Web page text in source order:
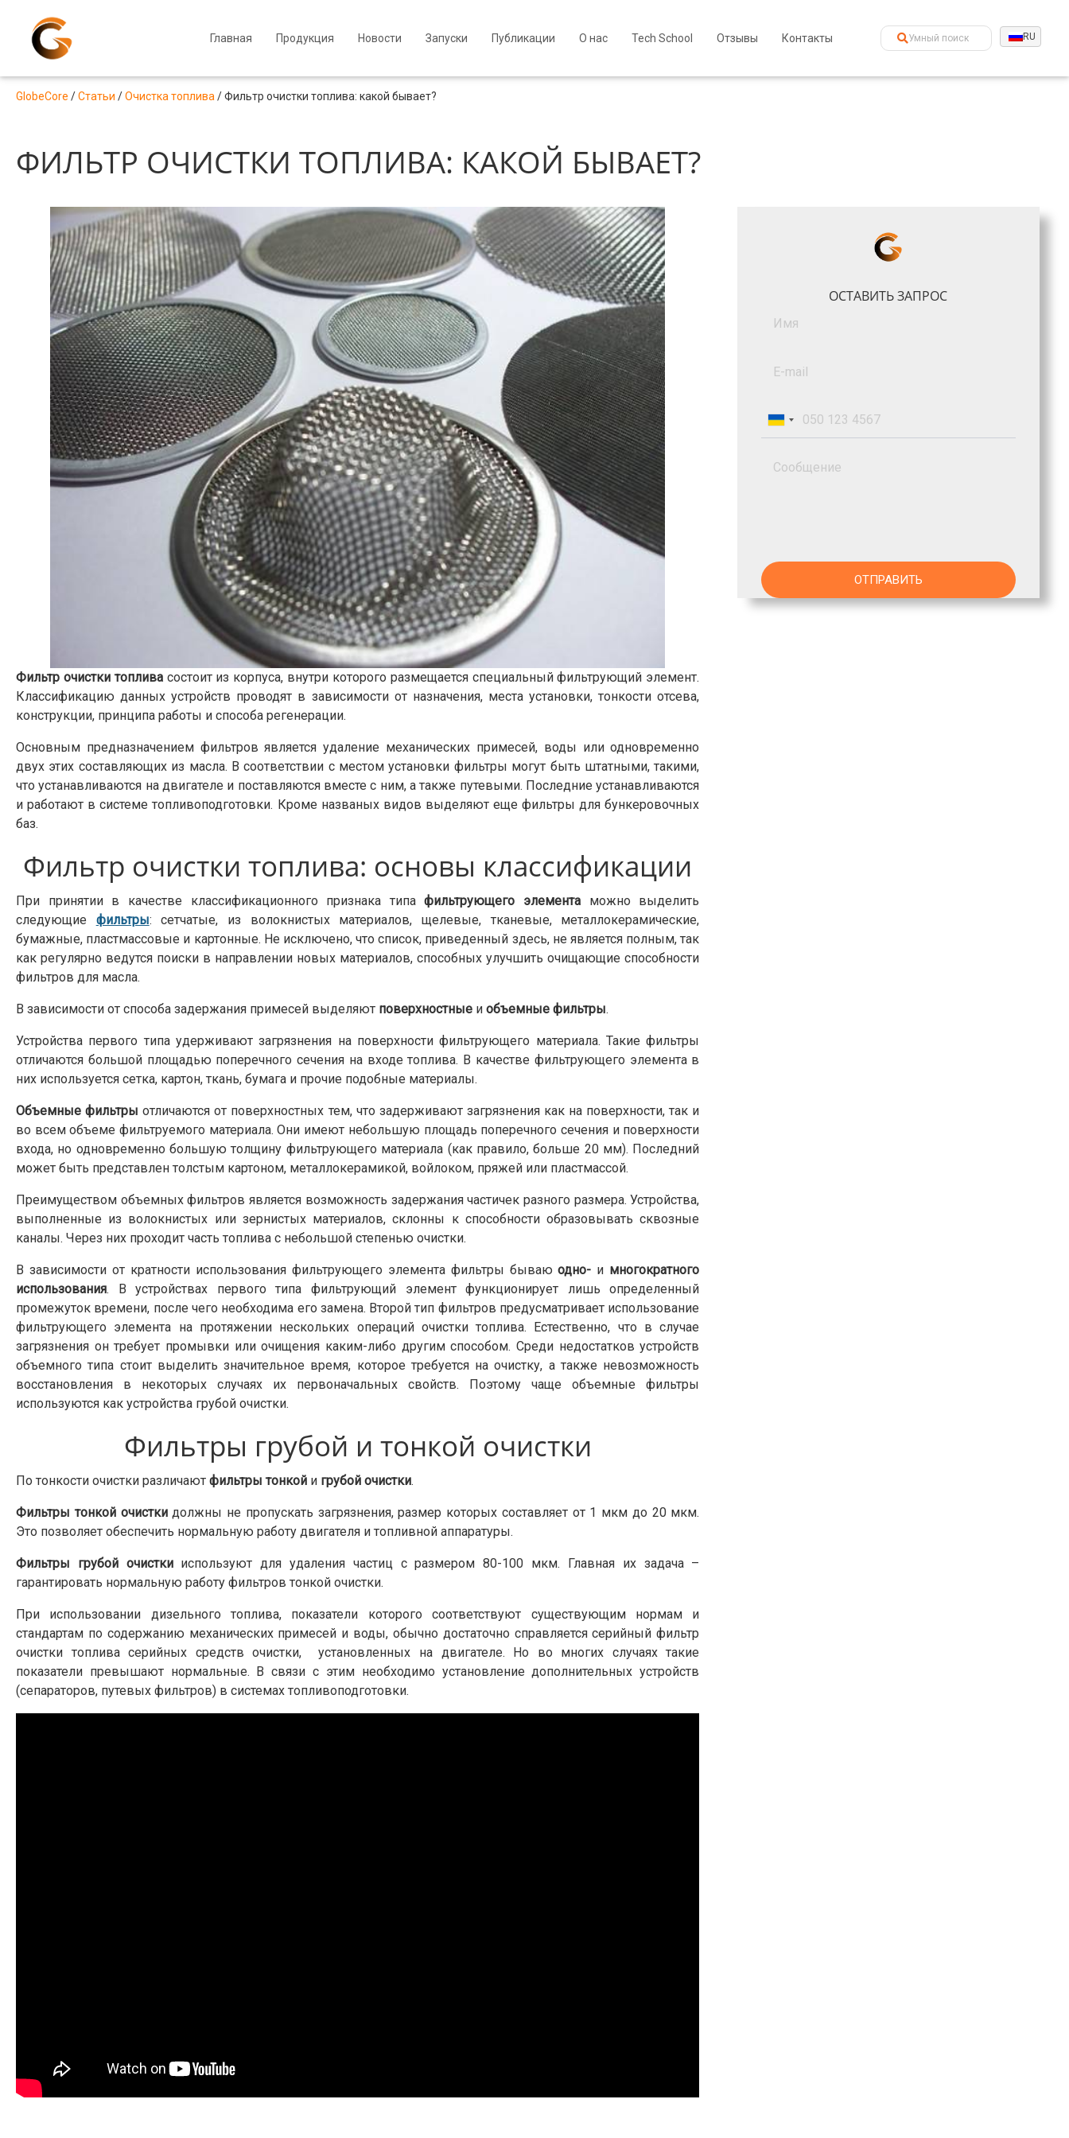
Главная Продукция Новости Запуски Публикации О нас Tech School Отзывы Контакты RU
GlobeCore /Статьи /Очистка топлива /Фильтр очистки топлива: какой бывает?
ФИЛЬТР ОЧИСТКИ ТОПЛИВА: КАКОЙ БЫВАЕТ?
Фильтр очистки топливасостоит из корпуса, внутри которого размещается специальный фильтрующий элемент.
Классификацию данных устройств проводят в зависимости от назначения, места установки, тонкости отсева,
конструкции, принципа работы и способа регенерации.
Основным предназначением фильтров является удаление механических примесей, воды или одновременно
двух этих составляющих из масла. В соответствии с местом установки фильтры могут быть штатными, такими,
что устанавливаются на двигателе и поставляются вместе с ним, а также путевыми. Последние устанавливаются
и работают в системе топливоподготовки. Кроме названых видов выделяют еще фильтры для бункеровочных
баз.
Фильтр очистки топлива: основы классификации
При принятии в качестве классификационного признака типафильтрующего элемента можно выделить
следующие фильтры: сетчатые, из волокнистых материалов, щелевые, тканевые, металлокерамические,
бумажные, пластмассовые и картонные. Не исключено, что список, приведенный здесь, не является полным, так
как регулярно ведутся поиски в направлении новых материалов, способных улучшить очищающие способности
фильтров для масла.
В зависимости от способа задержания примесей выделяют поверхностные и объемные фильтры.
Устройства первого типа удерживают загрязнения на поверхности фильтрующего материала. Такие фильтры
отличаются большой площадью поперечного сечения на входе топлива. В качестве фильтрующего элемента в
них используется сетка, картон, ткань, бумага и прочие подобные материалы.
Объемные фильтры отличаются от поверхностных тем, что задерживают загрязнения как на поверхности, так и
во всем объеме фильтруемого материала. Они имеют небольшую площадь поперечного сечения и поверхности
входа, но одновременно большую толщину фильтрующего материала (как правило, больше 20 мм). Последний
может быть представлен толстым картоном, металлокерамикой, войлоком, пряжей или пластмассой.
Преимуществом объемных фильтров является возможность задержания частичек разного размера. Устройства,
выполненные из волокнистых или зернистых материалов, склонны к способности образовывать сквозные
каналы. Через них проходит часть топлива с небольшой степенью очистки.
В зависимости от кратности использования фильтрующего элемента фильтры бываюодно- и многократного
использования. В устройствах первого типа фильтрующий элемент функционирует лишь определенный
промежуток времени, после чего необходима его замена. Второй тип фильтров предусматривает использование
фильтрующего элемента на протяжении нескольких операций очистки топлива. Естественно, что в случае
загрязнения он требует промывки или очищения каким-либо другим способом. Среди недостатков устройств
объемного типа стоит выделить значительное время, которое требуется на очистку, а также невозможность
восстановления в некоторых случаях их первоначальных свойств. Поэтому чаще объемные фильтры
используются как устройства грубой очистки.
Фильтры грубой и тонкой очистки
По тонкости очистки различают фильтры тонкой и грубой очистки.
Фильтры тонкой очисткидолжны не пропускать загрязнения, размер которых составляет от 1 мкм до 20 мкм.
Это позволяет обеспечить нормальную работу двигателя и топливной аппаратуры.
Фильтры грубой очисткииспользуют для удаления частиц с размером 80-100 мкм. Главная их задача –
гарантировать нормальную работу фильтров тонкой очистки.
При использовании дизельного топлива, показатели которого соответствуют существующим нормам и
стандартам по содержанию механических примесей и воды, обычно достаточно справляется серийный фильтр
очистки топлива серийных средств очистки, установленных на двигателе. Но во многих случаях такие
показатели превышают нормальные. В связи с этим необходимо установление дополнительных устройств
(сепараторов, путевых фильтров) в системах топливоподготовки.
ОСТАВИТЬ ЗАПРОС